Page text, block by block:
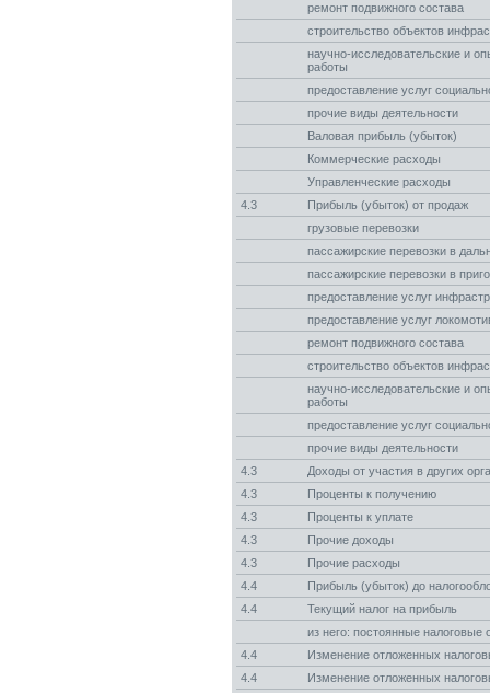
ремонт подвижного состава
строительство объектов
научно-исследовательские и
работы
предоставление услуг
прочие виды деятельности
Валовая прибыль (убыток)
Коммерческие расходы
Управленческие расходы
4.3
Прибыль (убыток) от продаж
грузовые перевозки
пассажирские перевозки в
пассажирские перевозки в
предоставление услуг
предоставление услуг
ремонт подвижного состава
строительство объектов
научно-исследовательские и
работы
предоставление услуг
прочие виды деятельности
4.3
Доходы от участия в других
4.3
Проценты к получению
4.3
Проценты к уплате
4.3
Прочие доходы
4.3
Прочие расходы
4.4
Прибыль (убыток) до
4.4
Текущий налог на прибыль
из него: постоянные налоговые
4.4
Изменение отложенных
4.4
Изменение отложенных